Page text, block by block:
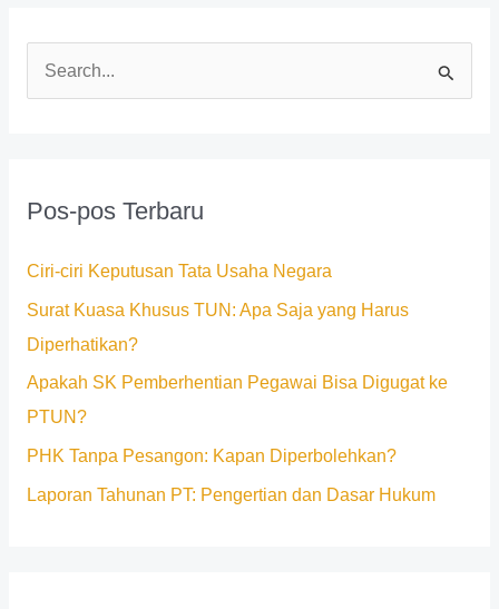
u
u
k
:
Pos-pos Terbaru
Ciri-ciri Keputusan Tata Usaha Negara
Surat Kuasa Khusus TUN: Apa Saja yang Harus
Diperhatikan?
Apakah SK Pemberhentian Pegawai Bisa Digugat ke
PTUN?
PHK Tanpa Pesangon: Kapan Diperbolehkan?
Laporan Tahunan PT: Pengertian dan Dasar Hukum